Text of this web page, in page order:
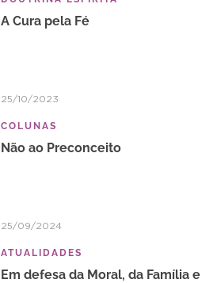
A Cura pela Fé
25/10/2023
COLUNAS
Não ao Preconceito
25/09/2024
ATUALIDADES
Em defesa da Moral, da Família e